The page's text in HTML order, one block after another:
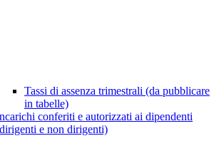
Tassi di assenza trimestrali (da pubblicare
in tabelle)
conferiti e autorizzati ai dipendenti
e non dirigenti)